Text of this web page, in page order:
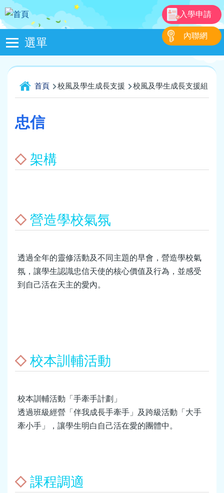
移至主內容
入學申請
內聯網
選單
Main
navigation
導
航
連
結
首頁 校風及學生成長支援 校風及學生成長支援組
忠信
架構
營造學校氣氛
透過全年的靈修活動及不同主題的早會，營造學校氣
氛，讓學生認識忠信天使的核心價值及行為，並感受
到自己活在天主的愛內。
校本訓輔活動
校本訓輔活動「手牽手計劃」
透過班級經營「伴我成長手牽手」及跨級活動「大手
牽小手」，讓學生明白自己活在愛的團體中。
課程調適